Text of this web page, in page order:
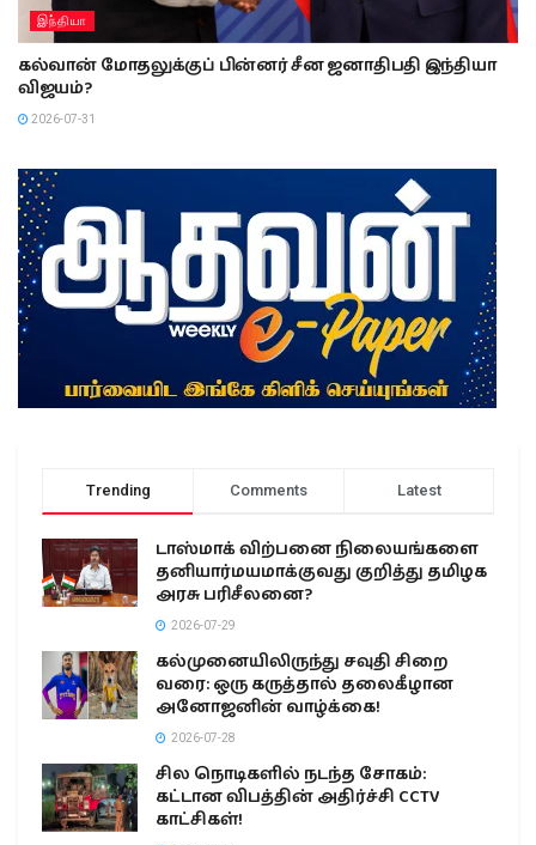
இந்தியா
கல்வான் மோதலுக்குப் பின்னர் சீன ஜனாதிபதி இந்தியா
விஜயம்?
2026-07-31
Trending Comments Latest
டாஸ்மாக் விற்பனை நிலையங்களை
தனியார்மயமாக்குவது குறித்து தமிழக
அரசு பரிசீலனை?
2026-07-29
கல்முனையிலிருந்து சவுதி சிறை
வரை: ஒரு கருத்தால் தலைகீழான
அனோஜனின் வாழ்க்கை!
2026-07-28
சில நொடிகளில் நடந்த சோகம்:
கட்டான விபத்தின் அதிர்ச்சி CCTV
காட்சிகள்!